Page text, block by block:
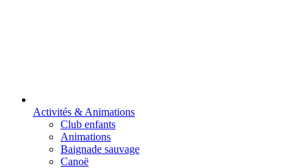
Activités & Animations
Club enfants
Animations
Baignade sauvage
Canoë